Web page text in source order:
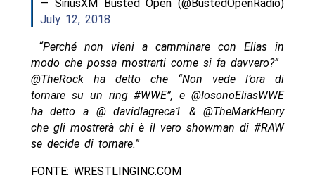
— SiriusXM Busted Open (@BustedOpenRadio)
July 12, 2018
“Perché non vieni a camminare con Elias in
modo che possa mostrarti come si fa davvero?”
@TheRock ha detto che “Non vede l’ora di
tornare su un ring #WWE”, e @IosonoEliasWWE
ha detto a @ davidlagreca1 & @TheMarkHenry
che gli mostrerà chi è il vero showman di #RAW
se decide di tornare.”
FONTE: WRESTLINGINC.COM